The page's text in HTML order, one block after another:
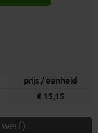
prijs / eenheid
€ 15,15
werf)